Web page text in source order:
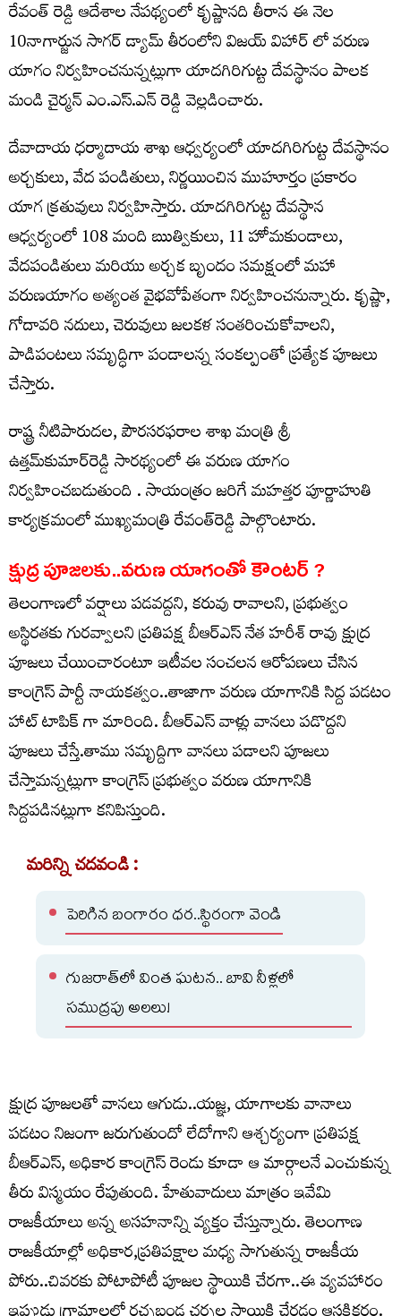
రేవంత్ రెడ్డి ఆదేశాల నేపథ్యంలో కృష్ణానది తీరాన ఈ నెల
10నాగార్జున సాగర్ డ్యామ్ తీరంలోని విజయ్ విహార్ లో వరుణ
యాగం నిర్వహించనున్నట్లుగా యాదగిరిగుట్ట దేవస్థానం పాలక
మండి చైర్మన్ ఎం.ఎస్.ఎన్ రెడ్డి వెల్లడించారు.
దేవాదాయ ధర్మాదాయ శాఖ ఆధ్వర్యంలో యాదగిరిగుట్ట దేవస్థానం
అర్చకులు, వేద పండితులు, నిర్ణయించిన ముహూర్తం ప్రకారం
యాగ క్రతువులు నిర్వహిస్తారు. యాదగిరిగుట్ట దేవస్థాన
ఆధ్వర్యంలో 108 మంది ఋత్వికులు, 11 హోమకుండాలు,
వేదపండితులు మరియు అర్చక బృందం సమక్షంలో మహా
వరుణయాగం అత్యంత వైభవోపేతంగా నిర్వహించనున్నారు. కృష్ణా,
గోదావరి నదులు, చెరువులు జలకళ సంతరించుకోవాలని,
పాడిపంటలు సమృద్ధిగా పండాలన్న సంకల్పంతో ప్రత్యేక పూజలు
చేస్తారు.
రాష్ట్ర నీటిపారుదల, పౌరసరఫరాల శాఖ మంత్రి శ్రీ
ఉత్తమ్‌కుమార్‌రెడ్డి సారథ్యంలో ఈ వరుణ యాగం
నిర్వహించబడుతుంది . సాయంత్రం జరిగే మహత్తర పూర్ణాహుతి
కార్యక్రమంలో ముఖ్యమంత్రి రేవంత్‌రెడ్డి పాల్గొంటారు.
క్షుద్ర పూజలకు..వరుణ యాగంతో కౌంటర్ ?
తెలంగాణలో వర్షాలు పడవద్దని, కరువు రావాలని, ప్రభుత్వం
అస్థిరతకు గురవ్వాలని ప్రతిపక్ష బీఆర్ఎస్ నేత హరీశ్ రావు క్షుద్ర
పూజలు చేయించారంటూ ఇటీవల సంచలన ఆరోపణలు చేసిన
కాంగ్రెస్ పార్టీ నాయకత్వం..తాజాగా వరుణ యాగానికి సిద్ద పడటం
హాట్ టాపిక్ గా మారింది. బీఆర్ఎస్ వాళ్లు వానలు పడొద్దని
పూజలు చేస్తే.తాము సమృద్దిగా వానలు పడాలని పూజలు
చేస్తామన్నట్లుగా కాంగ్రెస్ ప్రభుత్వం వరుణ యాగానికి
సిద్దపడినట్లుగా కనిపిస్తుంది.
మరిన్ని చదవండి :
పెరిగిన బంగారం ధర..స్థిరంగా వెండి
గుజరాత్‌లో వింత ఘటన.. బావి నీళ్లలో
సముద్రపు అలలు!
క్షుద్ర పూజలతో వానలు ఆగుడు..యజ్ఞ, యాగాలకు వానాలు
పడటం నిజంగా జరుగుతుందో లేదోగాని ఆశ్చర్యంగా ప్రతిపక్ష
బీఆర్ఎస్, అధికార కాంగ్రెస్ రెండు కూడా ఆ మార్గాలనే ఎంచుకున్న
తీరు విస్మయం రేపుతుంది. హేతువాదులు మాత్రం ఇవేమి
రాజకీయాలు అన్న అసహనాన్ని వ్యక్తం చేస్తున్నారు. తెలంగాణ
రాజకీయాల్లో అధికార,ప్రతిపక్షాల మధ్య సాగుతున్న రాజకీయ
పోరు..చివరకు పోటాపోటీ పూజల స్థాయికి చేరగా..ఈ వ్యవహారం